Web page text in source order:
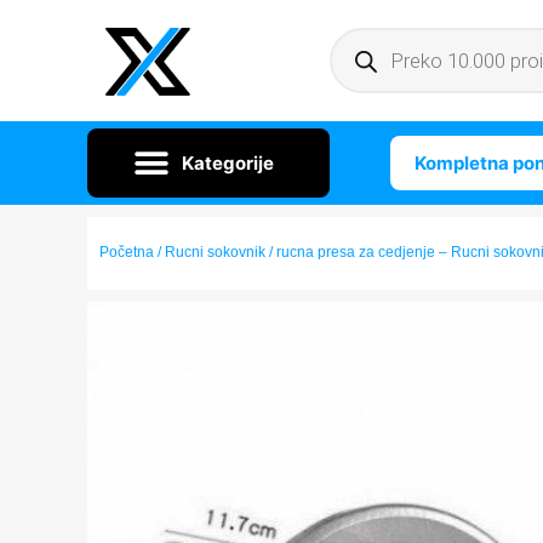
Kompletna
Početna / Rucni sokovnik / rucna presa za cedjenje – Rucni